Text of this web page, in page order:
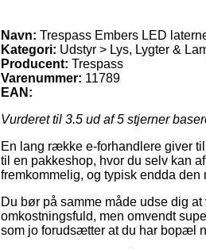
Navn: Trespass Embers LED
Kategori: Udstyr > Lys, Lygter &
Producent: Trespass
Varenummer: 11789
EAN:
Vurderet til 3.5 ud af 5 stjerner
En lang række e-forhandlere giver
til en pakkeshop, hvor du selv kan
fremkommelig, og typisk endda
Du bør på samme måde udse dig
omkostningsfuld, men omvendt
som jo forudsætter at du har bopæl